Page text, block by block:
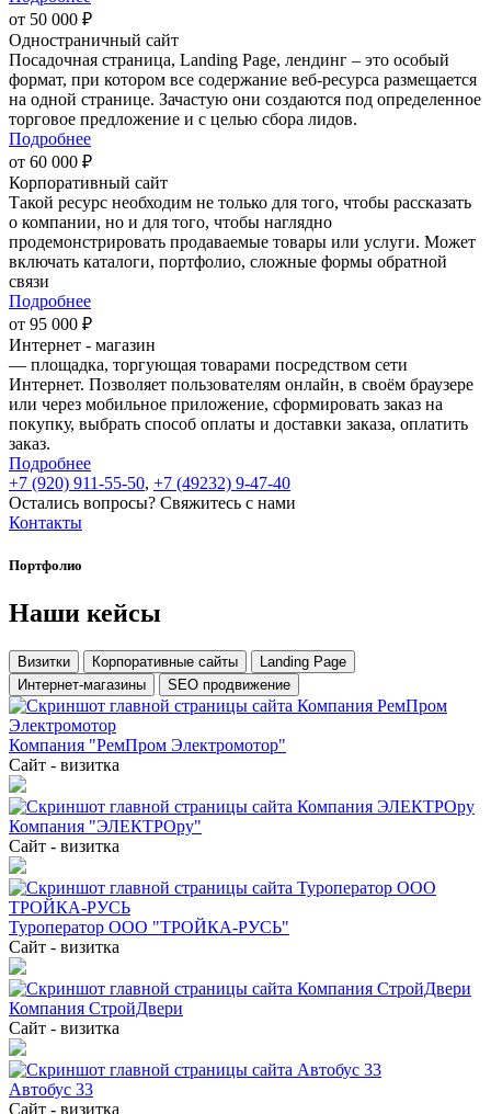
от 50 000 ₽
Одностраничный сайт
Посадочная страница, Landing Page, лендинг – это особый
формат, при котором все содержание веб-ресурса размещается
на одной странице. Зачастую они создаются под определенное
торговое предложение и с целью сбора лидов.
Подробнее
от 60 000 ₽
Корпоративный сайт
Такой ресурс необходим не только для того, чтобы рассказать
о компании, но и для того, чтобы наглядно
продемонстрировать продаваемые товары или услуги. Может
включать каталоги, портфолио, сложные формы обратной
связи
Подробнее
от 95 000 ₽
Интернет - магазин
— площадка, торгующая товарами посредством сети
Интернет. Позволяет пользователям онлайн, в своём браузере
или через мобильное приложение, сформировать заказ на
покупку, выбрать способ оплаты и доставки заказа, оплатить
заказ.
Подробнее
+7 (920) 911-55-50, +7 (49232) 9-47-40
Остались вопросы? Свяжитесь с нами
Контакты
Портфолио
Наши кейсы
Визитки Корпоративные сайты
Landing Page
Интернет-магазины
SEO продвижение
Компания "РемПром Электромотор"
Сайт - визитка
Компания "ЭЛЕКТРОру"
Сайт - визитка
Туроператор ООО "ТРОЙКА-РУСЬ"
Сайт - визитка
Компания СтройДвери
Сайт - визитка
Автобус 33
Сайт - визитка